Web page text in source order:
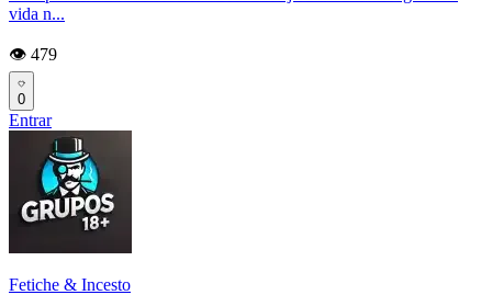
vida n...
👁️ 479
0
Entrar
Fetiche & Incesto